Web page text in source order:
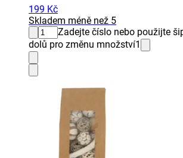
199 Kč
Skladem méně než 5
Zadejte číslo nebo použijte
dolů pro změnu množství1